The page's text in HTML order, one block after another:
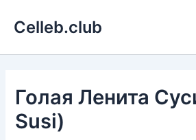
Celleb.club
Голая Ленита
Susi)